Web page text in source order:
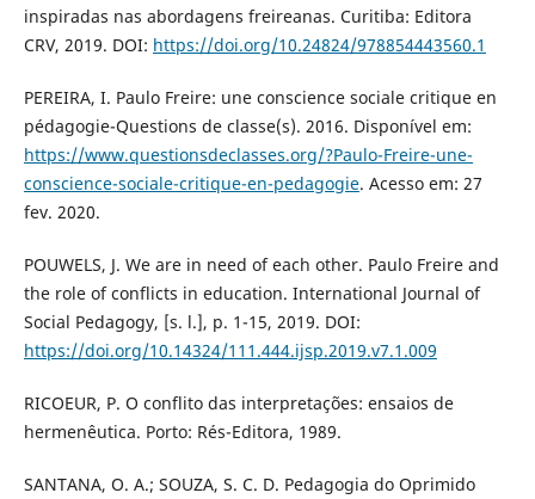
inspiradas nas abordagens freireanas. Curitiba: Editora
CRV, 2019. DOI: https://doi.org/10.24824/978854443560.1
PEREIRA, I. Paulo Freire: une conscience sociale critique en
pédagogie-Questions de classe(s). 2016. Disponível em:
https://www.questionsdeclasses.org/?Paulo-Freire-une-
conscience-sociale-critique-en-pedagogie. Acesso em: 27
fev. 2020.
POUWELS, J. We are in need of each other. Paulo Freire and
the role of conflicts in education. International Journal of
Social Pedagogy, [s. l.], p. 1-15, 2019. DOI:
https://doi.org/10.14324/111.444.ijsp.2019.v7.1.009
RICOEUR, P. O conflito das interpretações: ensaios de
hermenêutica. Porto: Rés-Editora, 1989.
SANTANA, O. A.; SOUZA, S. C. D. Pedagogia do Oprimido